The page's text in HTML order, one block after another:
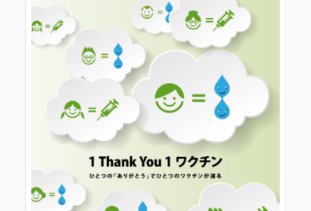
ピーアークで楽しむ トップ
パチンコ・スロット
企業情報
企業情報 トップ
会社概要 代表挨拶
ピーアークの歩み
組織図
CSR活動 トップ
eco10プロジェクト
トピックス
企業理念 採用情報